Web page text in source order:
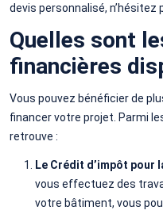
devis personnalisé, n’hésitez
Quelles sont
financières
Vous pouvez bénéficier de
financer votre projet. Parmi
retrouve :
Le Crédit d’impôt pour
vous effectuez des
votre bâtiment, vous